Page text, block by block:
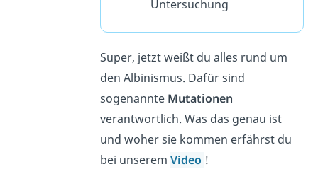
Untersuchung
Super, jetzt weißt du alles rund um
den Albinismus. Dafür sind
sogenannte Mutationen
verantwortlich. Was das genau ist
und woher sie kommen erfährst du
bei unseremVideo !